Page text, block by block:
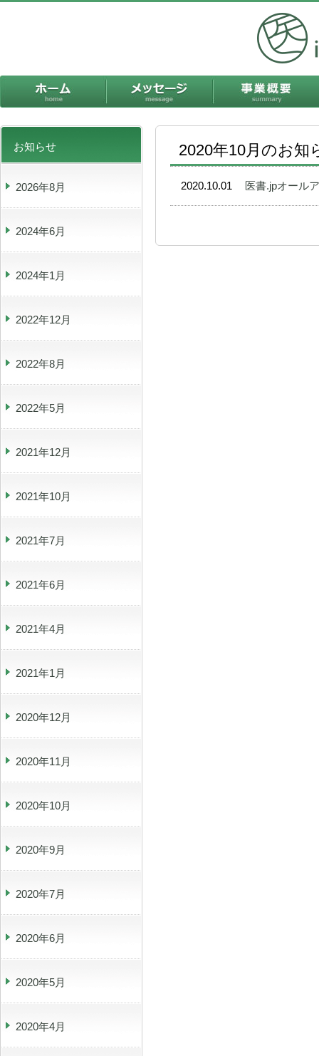
ホーム メッセージ
お知らせ
2026年8月
2024年6月
2024年1月
2022年12月
2022年8月
2022年5月
2021年12月
2021年10月
2021年7月
2021年6月
2021年4月
2021年1月
2020年12月
2020年11月
2020年10月
2020年9月
2020年7月
2020年6月
2020年5月
2020年4月
2020年10月のお知
2020.10.01 医書.jpオール